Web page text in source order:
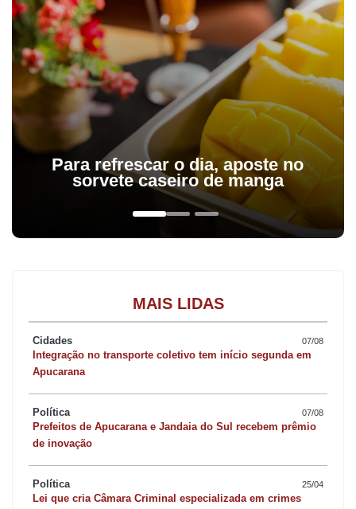
Para refrescar o dia, aposte no
sorvete caseiro de manga
MAIS LIDAS
Cidades 07/08
Integração no transporte coletivo tem início segunda em
Apucarana
Política 07/08
Prefeitos de Apucarana e Jandaia do Sul recebem prêmio
de inovação
Política 25/04
Lei que cria Câmara Criminal especializada em crimes